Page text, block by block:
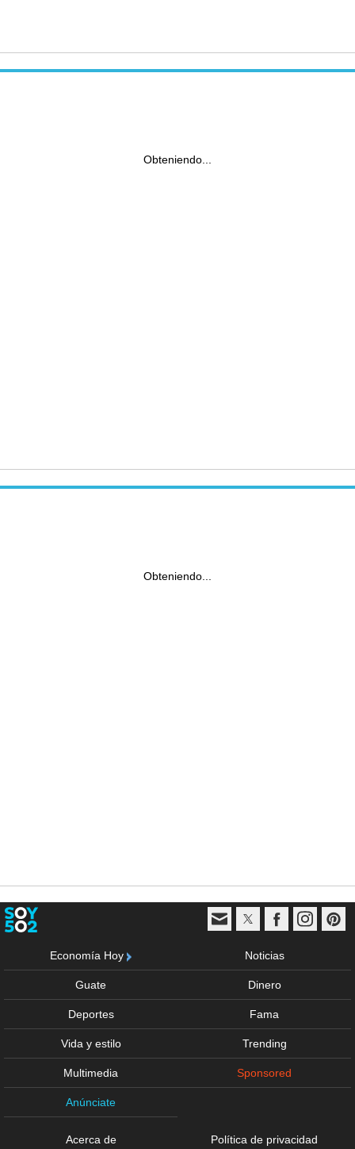
Obteniendo...
Obteniendo...
Economía Hoy Noticias
Guate Dinero
Deportes Fama
Vida y estilo Trending
Multimedia Sponsored
Anúnciate
Acerca de Política de privacidad